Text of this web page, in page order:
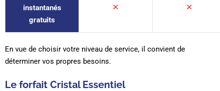
instantanés
gratuits
En vue de choisir votre niveau de service, il convient de
déterminer vos propres besoins.
Le forfait Cristal Essentiel